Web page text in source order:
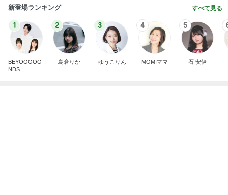
新登場ランキング すべて見る
1
BEYOOOOO
NDS
2
島倉りか
3
ゆうこりん
4
MOMIママ
5
石 安伊